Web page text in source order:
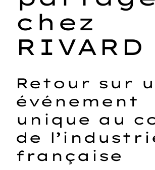
chez
RIVARD
Retour sur
événement
unique au
de
française